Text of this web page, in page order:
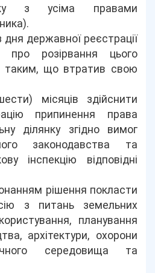
з усіма правами
державної реєстрації
про розірвання цього
таким, що втратив свою
місяців здійснити
припинення права
ділянку згідно вимог
законодавства та
інспекцію відповідні
рішення покласти
з питань земельних
планування
архітектури, охорони
середовища та